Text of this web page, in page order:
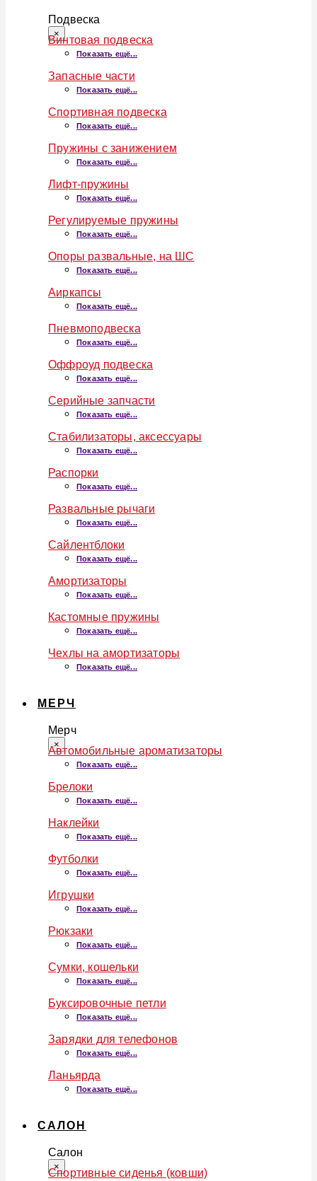
Подвеска
×
Винтовая подвеска
Показать ещё...
Запасные части
Показать ещё...
Спортивная подвеска
Показать ещё...
Пружины с занижением
Показать ещё...
Лифт-пружины
Показать ещё...
Регулируемые пружины
Показать ещё...
Опоры развальные, на ШС
Показать ещё...
Аиркапсы
Показать ещё...
Пневмоподвеска
Показать ещё...
Оффроуд подвеска
Показать ещё...
Серийные запчасти
Показать ещё...
Стабилизаторы, аксессуары
Показать ещё...
Распорки
Показать ещё...
Развальные рычаги
Показать ещё...
Сайлентблоки
Показать ещё...
Амортизаторы
Показать ещё...
Кастомные пружины
Показать ещё...
Чехлы на амортизаторы
Показать ещё...
МЕРЧ
Мерч
×
Автомобильные ароматизаторы
Показать ещё...
Брелоки
Показать ещё...
Наклейки
Показать ещё...
Футболки
Показать ещё...
Игрушки
Показать ещё...
Рюкзаки
Показать ещё...
Сумки, кошельки
Показать ещё...
Буксировочные петли
Показать ещё...
Зарядки для телефонов
Показать ещё...
Ланьярда
Показать ещё...
САЛОН
Салон
×
Спортивные сиденья (ковши)